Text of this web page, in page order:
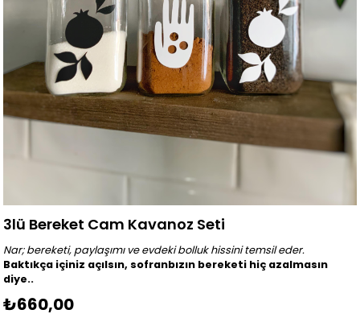
3lü Bereket Cam Kavanoz Seti
Nar; bereketi, paylaşımı ve evdeki bolluk hissini temsil eder.
Baktıkça içiniz açılsın, sofranbızın bereketi hiç azalmasın
diye..
₺660,00